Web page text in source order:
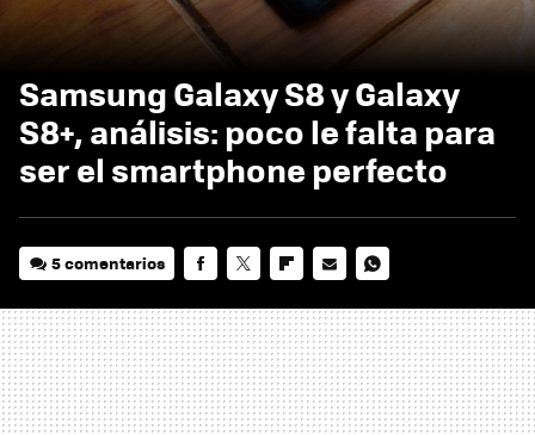
Samsung Galaxy S8 y Galaxy
S8+, análisis: poco le falta para
ser el smartphone perfecto
5 comentarios
MAIL